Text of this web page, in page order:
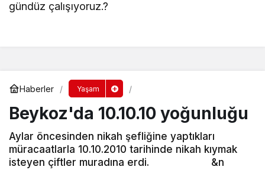
gündüz çalışıyoruz.?
Haberler Yaşam
Beykoz'da 10.10.10 yoğunluğu
Aylar öncesinden nikah şefliğine yaptıkları
müracaatlarla 10.10.2010 tarihinde nikah kıymak
isteyen çiftler muradına erdi. &n